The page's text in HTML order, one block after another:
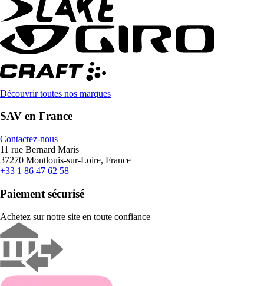
Découvrir toutes nos marques
SAV en France
Contactez-nous
11 rue Bernard Maris
37270 Montlouis-sur-Loire, France
+33 1 86 47 62 58
Paiement sécurisé
Achetez sur notre site en toute confiance